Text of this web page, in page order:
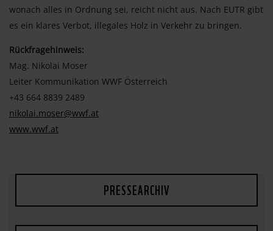
wonach alles in Ordnung sei, reicht nicht aus. Nach EUTR gibt
es ein klares Verbot, illegales Holz in Verkehr zu bringen.
Rückfragehinweis:
Mag. Nikolai Moser
Leiter Kommunikation WWF Österreich
+43 664 8839 2489
nikolai.moser@wwf.at
www.wwf.at
PRESSEARCHIV